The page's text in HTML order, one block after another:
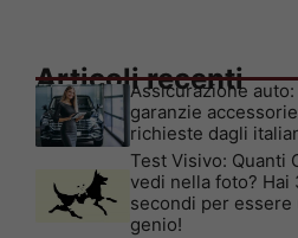
Articoli recenti
Assicurazione
garanzie
richieste dagli
Test Visivo: Quanti
vedi nella foto? Hai
secondi per essere
genio!